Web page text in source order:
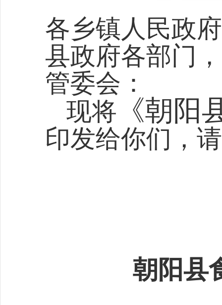
各乡镇人民政
县政府各部门
管委会：
现将 《朝阳
印发给你们，
朝阳县